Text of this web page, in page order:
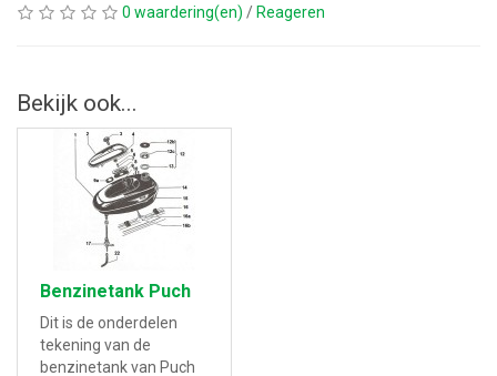
0 waardering(en) / Reageren
Bekijk ook...
Benzinetank Puch
Dit is de onderdelen
tekening van de
benzinetank van Puch